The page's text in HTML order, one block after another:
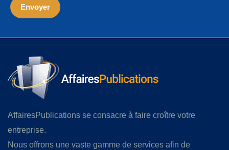
AffairesPublications se consacre à faire croître votre
entreprise.
Nous offrons une vaste gamme de services afin de